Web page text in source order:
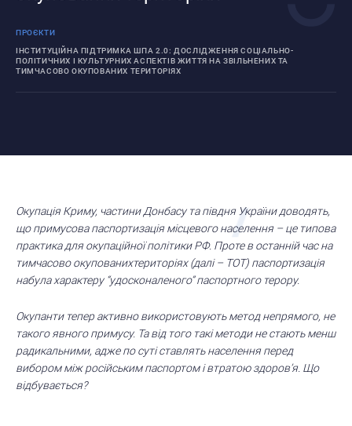
ПРОЄКТИ
ІНСТИТУЦІЙНА ПІДТРИМКА ШПА 2.0: ДОСЛІДЖЕННЯ СОЦІАЛЬНО-
ПОЛІТИЧНИХ І КУЛЬТУРНИХ АСПЕКТІВ ЖИТТЯ НА ЗВІЛЬНЕНИХ ТА
ТИМЧАСОВО ОКУПОВАНИХ ТЕРИТОРІЯХ
Окупація Криму, частини Донбасу та півдня України доводять,
що примусова паспортизація місцевого населення – це типова
практика для окупаційної політики РФ. Проте в останній час на
тимчасово окупованихтериторіях (далі – ТОТ) паспортизація
набула характеру “удосконаленого” паспортного терору.
Окупанти тепер активно використовують метод непрямого, не
такого явного примусу. Та від того такі методи не стають менш
радикальними, адже по суті ставлять населення перед
вибором між російським паспортом і втратою здоров’я. Що
відбувається?